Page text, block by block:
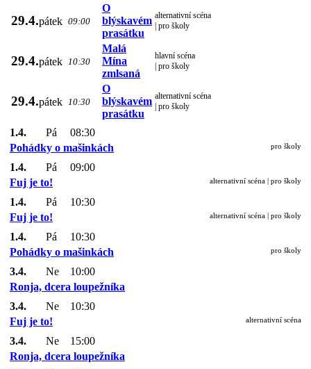
29.4.pátek 09:00
O
blýskavém
prasátku
alternativní scéna
| pro školy
29.4.pátek 10:30
Malá
Mína
zmlsaná
hlavní scéna
| pro školy
29.4.pátek 10:30
O
blýskavém
prasátku
alternativní scéna
| pro školy
1.4. Pá
08:30
Pohádky o mašinkách
pro školy
1.4. Pá
09:00
Fuj je to!
alternativní scéna | pro školy
1.4. Pá
10:30
Fuj je to!
alternativní scéna | pro školy
1.4. Pá
10:30
Pohádky o mašinkách
pro školy
3.4. Ne
10:00
Ronja, dcera loupežníka
3.4.
Ne
10:30
Fuj je to!
alternativní scéna
3.4. Ne
15:00
Ronja, dcera loupežníka